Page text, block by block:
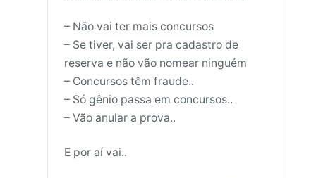
– Não vai ter mais concursos
– Se tiver, vai ser pra cadastro de
reserva e não vão nomear ninguém
– Concursos têm fraude..
– Só gênio passa em concursos..
– Vão anular a prova..
E por aí vai..